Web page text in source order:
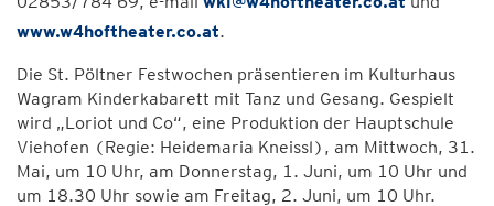
www.w4hoftheater.co.at.
Die St. Pöltner Festwochen präsentieren im Kulturhaus
Wagram Kinderkabarett mit Tanz und Gesang. Gespielt
wird „Loriot und Co“, eine Produktion der Hauptschule
Viehofen (Regie: Heidemaria Kneissl), am Mittwoch, 31.
Mai, um 10 Uhr, am Donnerstag, 1. Juni, um 10 Uhr und
um 18.30 Uhr sowie am Freitag, 2. Juni, um 10 Uhr.